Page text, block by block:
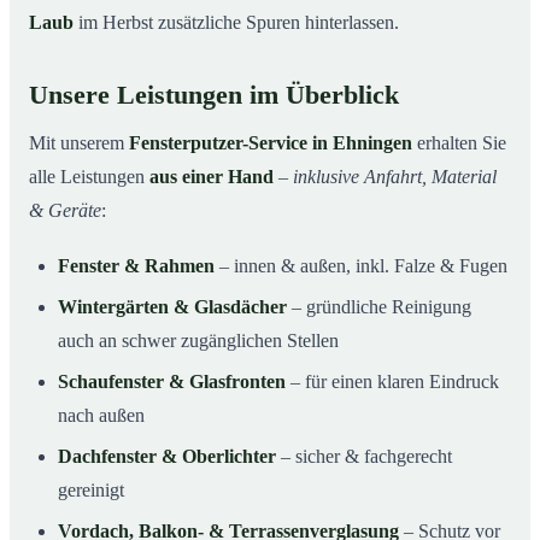
Laub im Herbst zusätzliche Spuren hinterlassen.
Unsere Leistungen im Überblick
Mit unserem Fensterputzer-Service in Ehningen erhalten Sie
alle Leistungen aus einer Hand – inklusive Anfahrt, Material
& Geräte:
Fenster & Rahmen – innen & außen, inkl. Falze & Fugen
Wintergärten & Glasdächer – gründliche Reinigung
auch an schwer zugänglichen Stellen
Schaufenster & Glasfronten – für einen klaren Eindruck
nach außen
Dachfenster & Oberlichter – sicher & fachgerecht
gereinigt
Vordach, Balkon- & Terrassenverglasung – Schutz vor